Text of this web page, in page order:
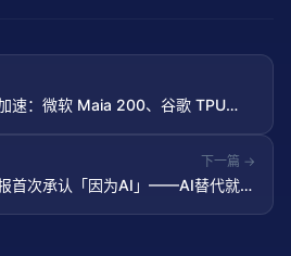
速：微软 Maia 200、谷歌 TPU
下一篇 →
首次承认「因为AI」——AI替代就业